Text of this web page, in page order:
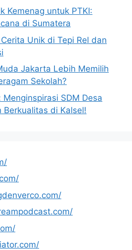
Kemenag untuk PTKI:
di Sumatera
Unik di Tepi Rel dan
Jakarta Lebih Memilih
Sekolah?
Menginspirasi SDM Desa
Berkualitas di Kalsel!